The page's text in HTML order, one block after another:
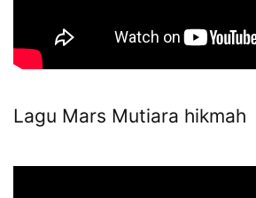
Lagu Mars Mutiara hikmah